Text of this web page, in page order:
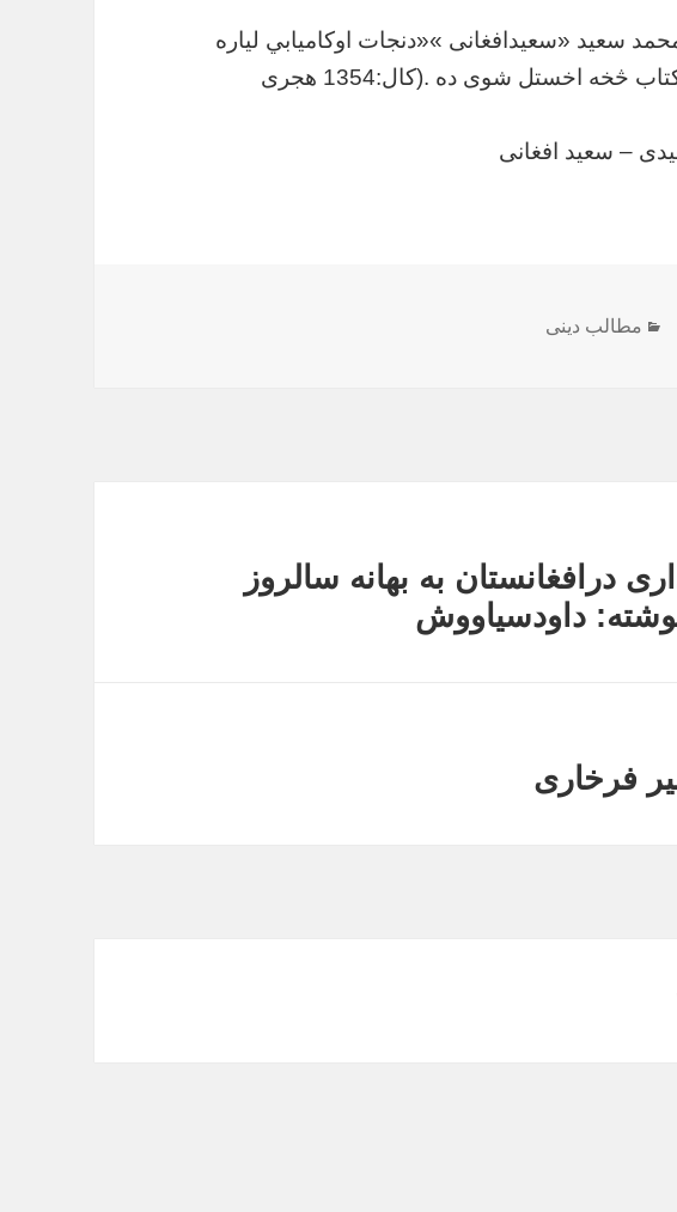
سعید «سعیدافغانی »«دنجات اوکامیابي لیاره
! » دکتاب څخه اخستل شوی ده .(کال:1354 هجری
– سعید افغانی
دسته‌ها
مطالب دینی
درافغانستان به بهانه سالروز
فرخاری